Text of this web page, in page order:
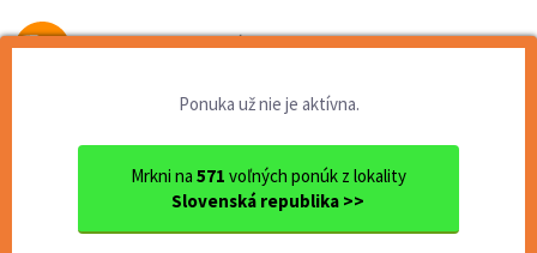
Od prvej brigády
Ponuka už nie je aktívna.
Mrkni na 571 voľných ponúk z lokality
Slovenská republika >>
<< Späť